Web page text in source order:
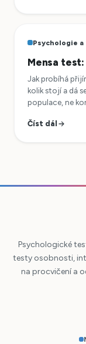
Psychologie
Mensa
Jak probíhá
kolik stojí a dá
populace, ne
Číst dál
Psychologické
testy osobnosti,
na procvičení a